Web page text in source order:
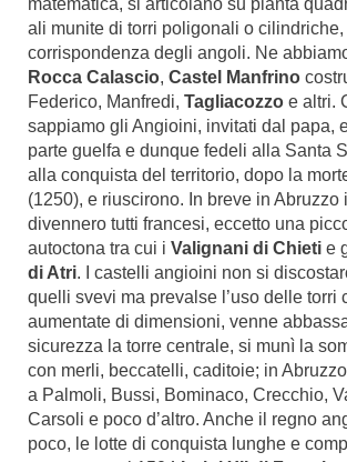
matematica, si articolano su pianta
ali munite di torri poligonali o cilindriche,
corrispondenza degli angoli. Ne
Rocca Calascio, Castel Manfrino
Federico, Manfredi, Tagliacozzo e altri.
sappiamo gli Angioini, invitati dal papa,
parte guelfa e dunque fedeli alla Santa
alla conquista del territorio, dopo la
(1250), e riuscirono. In breve in Abruzzo
divennero tutti francesi, eccetto una
autoctona tra cui i Valignani di Chieti e
di Atri. I castelli angioini non si
quelli svevi ma prevalse l’uso delle torri
aumentate di dimensioni, venne
sicurezza la torre centrale, si munì la
con merli, beccatelli, caditoie; in
a Palmoli, Bussi, Bominaco, Crecchio,
Carsoli e poco d’altro. Anche il regno
poco, le lotte di conquista lunghe e